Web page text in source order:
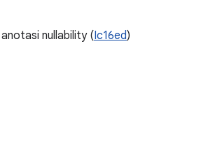
nullability (Ic16ed)